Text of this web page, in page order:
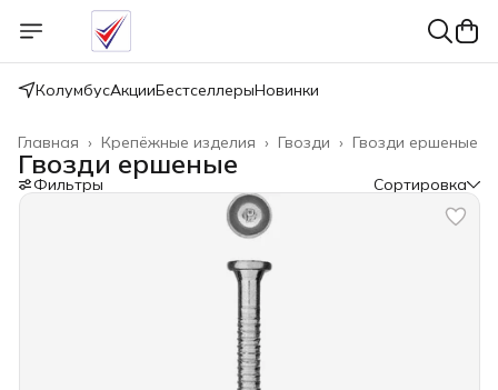
КолумбусАкцииБестселлерыНовинки
Гвозди ершеные
Гвозди ›
Крепёжные изделия ›
Главная ›
Гвозди ершеные
Фильтры Сортировка